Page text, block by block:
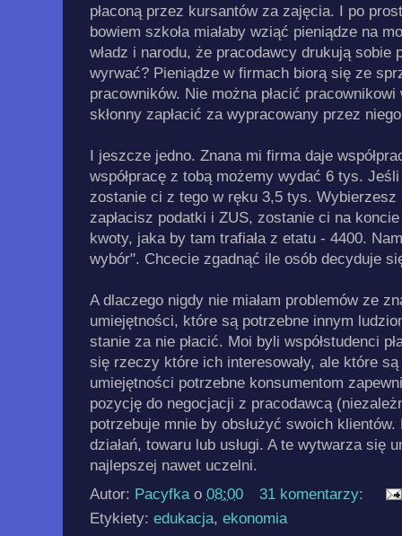
płaconą przez kursantów za zajęcia. I po
bowiem szkoła miałaby wziąć pieniądze na
władz i narodu, że pracodawcy drukują
wyrwać? Pieniądze w firmach biorą się ze
pracowników. Nie można płacić
skłonny zapłacić za wypracowany przez
I jeszcze jedno. Znana mi firma daje
współpracę z tobą możemy wydać 6 tys.
zostanie ci z tego w ręku 3,5 tys.
zapłacisz podatki i ZUS, zostanie ci na
kwoty, jaka by tam trafiała z etatu - 4400.
wybór". Chcecie zgadnąć ile osób decyduje
A dlaczego nigdy nie miałam problemów ze
umiejętności, które są potrzebne innym
stanie za nie płacić. Moi byli współstudenci
się rzeczy które ich interesowały, ale które
umiejętności potrzebne konsumentom
pozycję do negocjacji z pracodawcą
potrzebuje mnie by obsłużyć swoich
działań, towaru lub usługi. A te wytwarza się
najlepszej nawet uczelni.
Autor: Pacyfka o 08:00
31 komentarzy:
Etykiety: edukacja, ekonomia